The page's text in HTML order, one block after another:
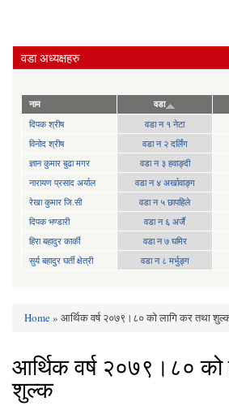
वडा अध्यक्षहरु
नाम वडा
दिपक श्रीष वडा न १ नेटा
विनोद श्रीष
वडा न २ दर्लिंग
ज्ञान कुमार बुढा मगर
वडा न ३ हवाङ्दी
नारायण प्रसाद अर्याल
वडा न‍ ४ अर्खावाङ्ग
रेखा कुमार जि.सी
वडा न ५ छापहिले
दिपक भण्डारी
वडा न ६ अर्जै
हिरा बहादुर कार्की
वडा न ७ घमिर
सुर्य बहादुर घर्ती क्षेत्री
वडा न ८ मर्भुङ्ग
Home» आर्थिक वर्ष २०७९।८० को लागि कर तथा
आर्थिक वर्ष २०७९।८० को
शुल्क